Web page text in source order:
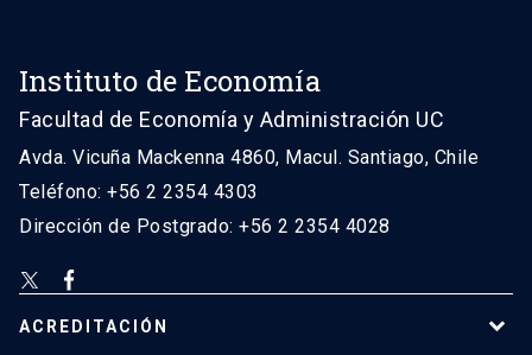
Instituto de Economía
Facultad de Economía y Administración UC
Avda. Vicuña Mackenna 4860, Macul. Santiago, Chile
Teléfono: +56 2 2354 4303
Dirección de Postgrado: +56 2 2354 4028
ACREDITACIÓN